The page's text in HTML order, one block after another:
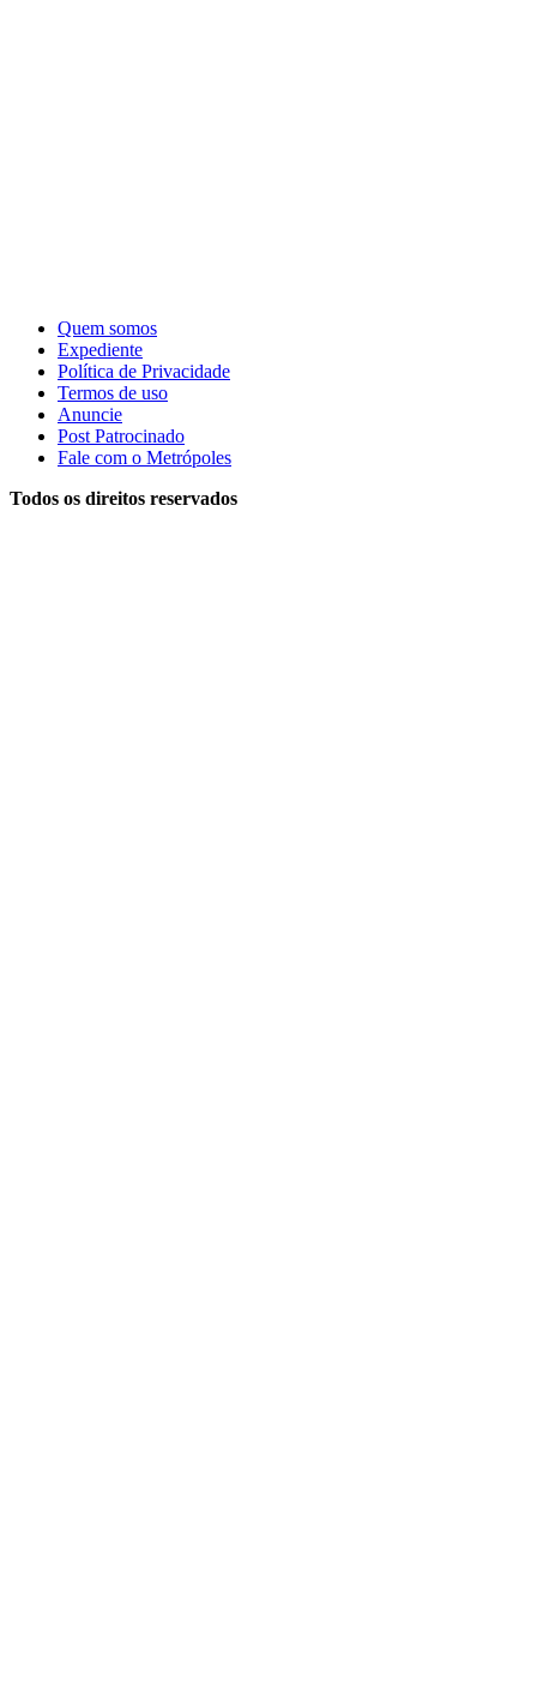
Quem somos
Expediente
Política de Privacidade
Termos de uso
Anuncie
Post Patrocinado
Fale com o Metrópoles
Todos os direitos reservados